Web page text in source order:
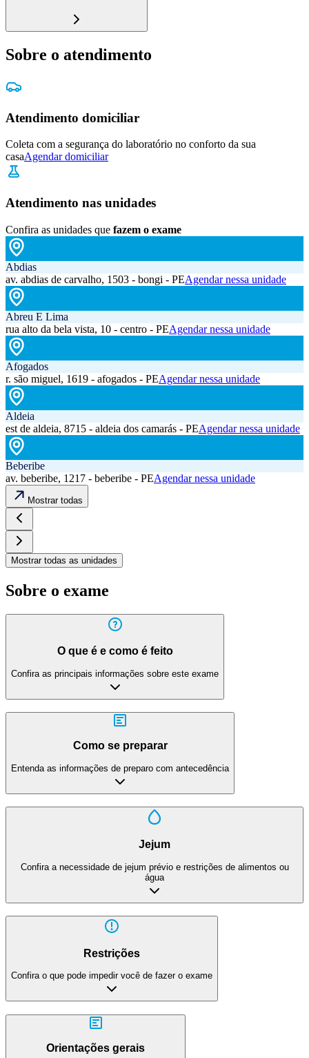
Sobre o atendimento
Atendimento domiciliar
Coleta com a segurança do laboratório no conforto da sua
casaAgendar domiciliar
Atendimento nas unidades
Confira as unidades que fazem o exame
Abdias
av. abdias de carvalho, 1503 - bongi - PEAgendar nessa unidade
Abreu E Lima
rua alto da bela vista, 10 - centro - PEAgendar nessa unidade
Afogados
r. são miguel, 1619 - afogados - PEAgendar nessa unidade
Aldeia
est de aldeia, 8715 - aldeia dos camarás - PEAgendar nessa unidade
Beberibe
av. beberibe, 1217 - beberibe - PEAgendar nessa unidade
Mostrar todas
Mostrar todas as unidades
Sobre o exame
O que é e como é feito
Confira as principais informações sobre este exame
Como se preparar
Entenda as informações de preparo com antecedência
Jejum
Confira a necessidade de jejum prévio e restrições de alimentos ou
água
Restrições
Confira o que pode impedir você de fazer o exame
Orientações gerais